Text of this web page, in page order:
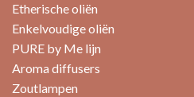
Etherische oliën
Enkelvoudige oliën
PURE by Me lijn
Aroma diffusers
Zoutlampen